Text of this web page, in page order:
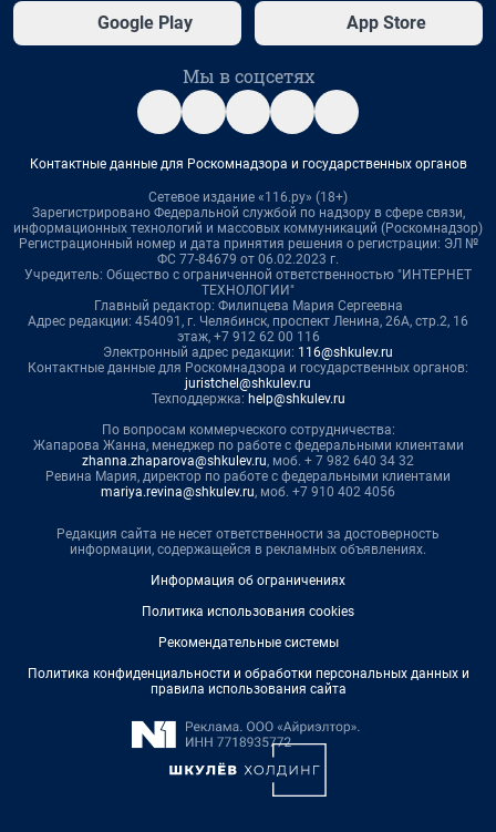
Google Play App Store
Мы в соцсетях
Контактные данные для Роскомнадзора и государственных органов
Сетевое издание «116.ру» (18+)
Зарегистрировано Федеральной службой по надзору в сфере связи,
информационных технологий и массовых коммуникаций (Роскомнадзор)
Регистрационный номер и дата принятия решения о регистрации: ЭЛ №
ФС 77-84679 от 06.02.2023 г.
Учредитель: Общество с ограниченной ответственностью "ИНТЕРНЕТ
ТЕХНОЛОГИИ"
Главный редактор: Филипцева Мария Сергеевна
Адрес редакции: 454091, г. Челябинск, проспект Ленина, 26А, стр.2, 16
этаж, +7 912 62 00 116
Электронный адрес редакции: 116@shkulev.ru
Контактные данные для Роскомнадзора и государственных органов:
juristchel@shkulev.ru
Техподдержка: help@shkulev.ru
По вопросам коммерческого сотрудничества:
Жапарова Жанна, менеджер по работе с федеральными клиентами
zhanna.zhaparova@shkulev.ru, моб. + 7 982 640 34 32
Ревина Мария, директор по работе с федеральными клиентами
mariya.revina@shkulev.ru, моб. +7 910 402 4056
Редакция сайта не несет ответственности за достоверность
информации, содержащейся в рекламных объявлениях.
Информация об ограничениях
Политика использования cookies
Рекомендательные системы
Политика конфиденциальности и обработки персональных данных и
правила использования сайта